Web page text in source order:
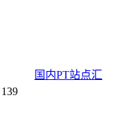
国内PT站点汇
139